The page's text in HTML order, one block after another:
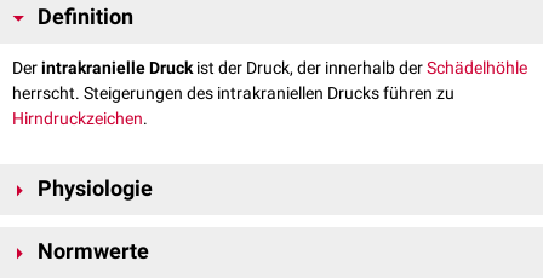
Definition
Derintrakranielle Druckist der Druck, der innerhalb derSchädelhöhle
herrscht. Steigerungen des intrakraniellen Drucks führen zu
Hirndruckzeichen.
Physiologie
cerebrospinalisund 100 ml
Normwerte